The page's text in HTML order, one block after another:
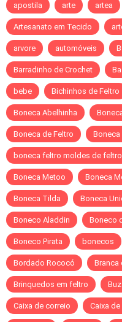
apostila arte artea
Artesanato em Tecido
arvore automóveis
Barradinho de Crochet
bebe Bichinhos de Feltro
Boneca Abelhinha
Boneca de Feltro Boneca
boneca feltro moldes de feltro
Boneca Metoo Boneca
Boneca Tilda Boneca
Boneco Aladdin Boneco
Boneco Pirata bonecos
Bordado Rococó Branca
Brinquedos em feltro
Caixa de correio Caixa